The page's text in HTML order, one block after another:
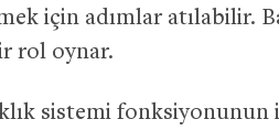
için adımlar atılabilir.
rol oynar.
sistemi